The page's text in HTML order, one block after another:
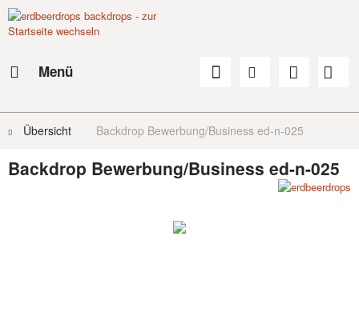
Menü
Übersicht Backdrop Bewerbung/Business ed-n-025
Backdrop Bewerbung/Business ed-n-025